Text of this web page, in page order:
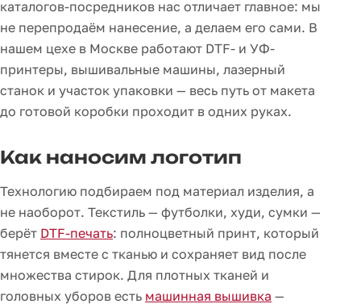
каталогов-посредников нас отличает главное: мы
не перепродаём нанесение, а делаем его сами. В
нашем цехе в Москве работают DTF- и УФ-
принтеры, вышивальные машины, лазерный
станок и участок упаковки — весь путь от макета
до готовой коробки проходит в одних руках.
Как наносим логотип
Технологию подбираем под материал изделия, а
не наоборот. Текстиль — футболки, худи, сумки —
берёт DTF-печать: полноцветный принт, который
тянется вместе с тканью и сохраняет вид после
множества стирок. Для плотных тканей и
головных уборов есть машинная вышивка —